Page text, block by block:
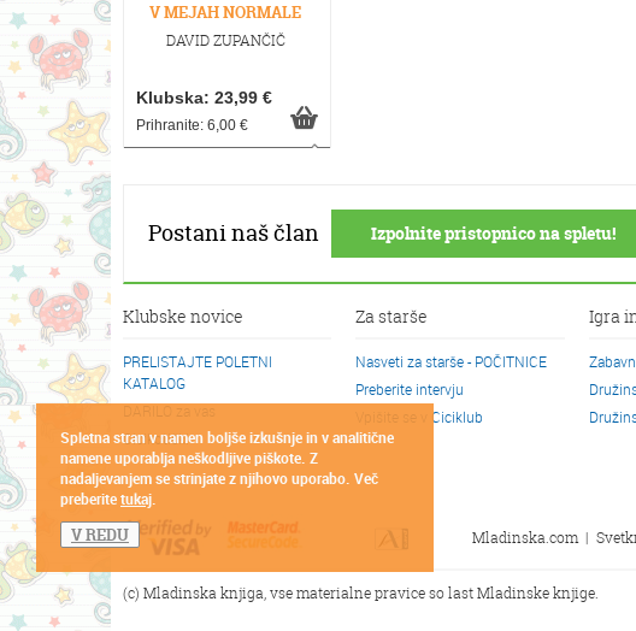
Spletna stran v namen boljše izkušnje in v analitične
namene uporablja neškodljive piškote. Z
nadaljevanjem se strinjate z njihovo uporabo. Več
preberitetukaj
V REDU
V MEJAH NORMALE
DAVID ZUPANČIČ
Klubska: 23,99 €
Prihranite: 6,00 €
Postani naš član Izpolnite pristopnico na spletu!
Klubske novice
PRELISTAJTE POLETNI
KATALOG
DARILO za vas
Cicikotički
Za starše
Nasveti za starše - POČITNICE
Preberite intervju
Vpišite se v Ciciklub
Igra
Mladinska.com|
(c) Mladinska knjiga, vse materialne pravice so last Mladinske knjige.